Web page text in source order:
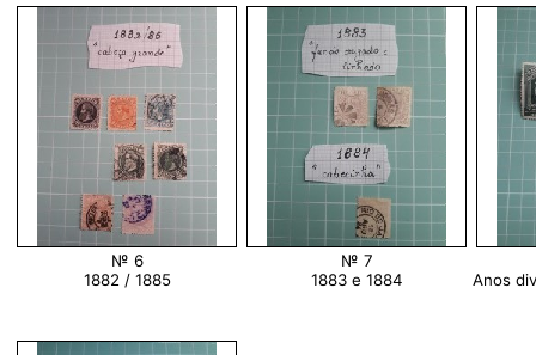
№ 6
1882 / 1885
№ 7
1883 e 1884
Anos